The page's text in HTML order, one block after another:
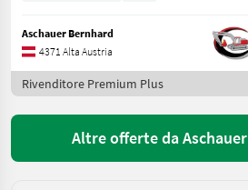
Aschauer Bernhard
4371 Alta Austria
Rivenditore Premium Plus
Altre offerte da